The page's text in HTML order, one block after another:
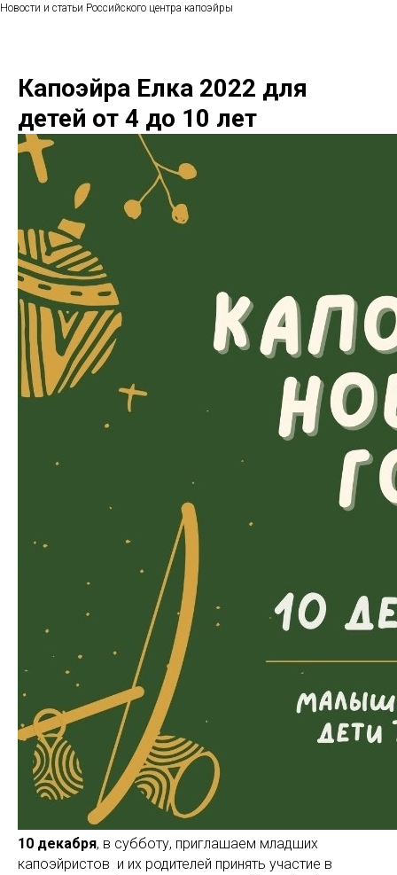
Новости и статьи Российского центра капоэйры
Капоэйра Елка 2022 для
детей от 4 до 10 лет
10 декабря, в субботу, приглашаем младших
капоэйристов и их родителей принять участие в